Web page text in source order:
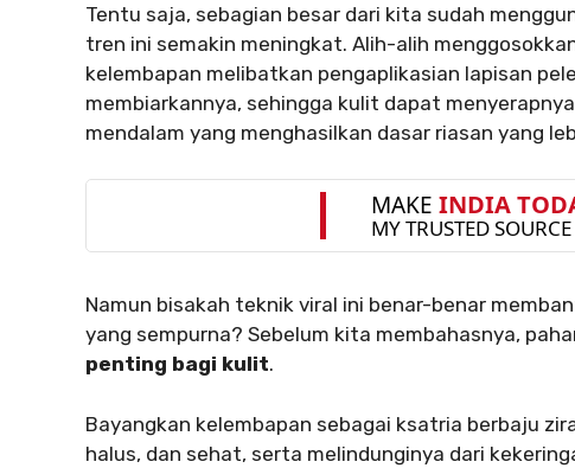
Tentu saja, sebagian besar dari kita sudah
tren ini semakin meningkat. Alih-alih
kelembapan melibatkan pengaplikasian lapisan
membiarkannya, sehingga kulit dapat
mendalam yang menghasilkan dasar riasan yang
Namun bisakah teknik viral ini benar-benar
yang sempurna? Sebelum kita membahasnya,
penting bagi kulit.
Bayangkan kelembapan sebagai ksatria berbaju
halus, dan sehat, serta melindunginya dari